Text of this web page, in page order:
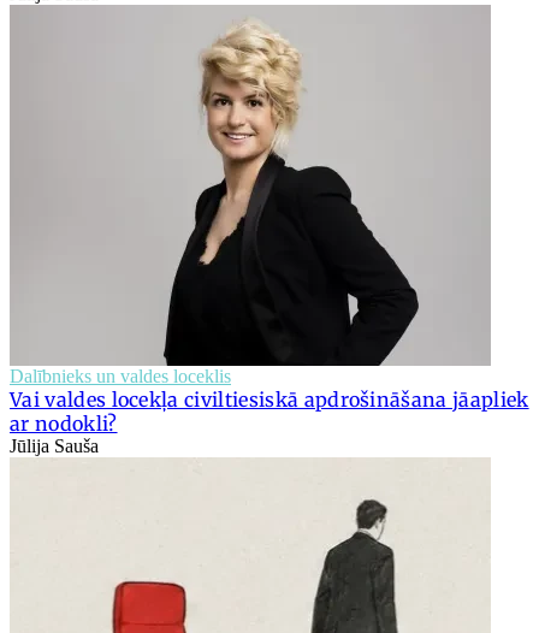
Dalībnieks un valdes loceklis
Vai valdes locekļa civiltiesiskā apdrošināšana jāapliek
ar nodokli?
Jūlija Sauša